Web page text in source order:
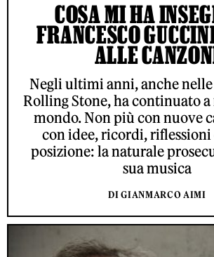
COSA MI HA
FRANCESCO
ALLE
Negli ultimi anni, anche
Rolling Stone, ha continuato
mondo. Non più con nuove
con idee, ricordi, riflessioni
posizione: la naturale
sua musica
DI GIANMARCO AIMI